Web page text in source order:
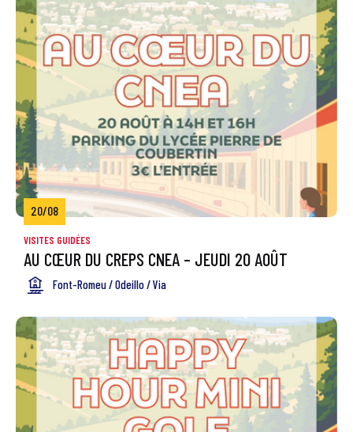
20/08
VISITES GUIDÉES
AU CŒUR DU CREPS CNEA – JEUDI 20 AOÛT
Font-Romeu / Odeillo / Via